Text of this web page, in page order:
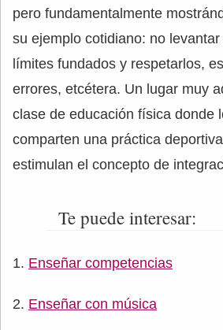
pero fundamentalmente
su ejemplo cotidiano: no
límites fundados y respetarlos,
errores, etcétera. Un lugar muy
clase de educación física donde
comparten una práctica
estimulan el concepto de
Te puede interesar:
Enseñar competencias
Enseñar con música